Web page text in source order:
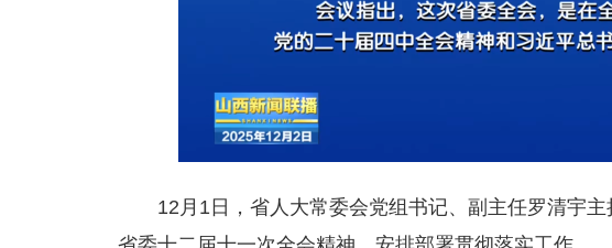
12月1日，省人大常委会党组书记、副主任罗清宇